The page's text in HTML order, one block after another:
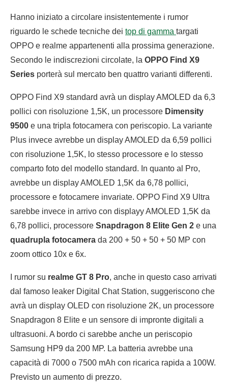
Hanno iniziato a circolare insistentemente i rumor
riguardo le schede tecniche dei top di gamma targati
OPPO e realme appartenenti alla prossima generazione.
Secondo le indiscrezioni circolate, la OPPO Find X9
Series porterà sul mercato ben quattro varianti differenti.
OPPO Find X9 standard avrà un display AMOLED da 6,3
pollici con risoluzione 1,5K, un processore Dimensity
9500 e una tripla fotocamera con periscopio. La variante
Plus invece avrebbe un display AMOLED da 6,59 pollici
con risoluzione 1,5K, lo stesso processore e lo stesso
comparto foto del modello standard. In quanto al Pro,
avrebbe un display AMOLED 1,5K da 6,78 pollici,
processore e fotocamere invariate. OPPO Find X9 Ultra
sarebbe invece in arrivo con displayy AMOLED 1,5K da
6,78 pollici, processore Snapdragon 8 Elite Gen 2 e una
quadrupla fotocamera da 200 + 50 + 50 + 50 MP con
zoom ottico 10x e 6x.
I rumor su realme GT 8 Pro, anche in questo caso arrivati
dal famoso leaker Digital Chat Station, suggeriscono che
avrà un display OLED con risoluzione 2K, un processore
Snapdragon 8 Elite e un sensore di impronte digitali a
ultrasuoni. A bordo ci sarebbe anche un periscopio
Samsung HP9 da 200 MP. La batteria avrebbe una
capacità di 7000 o 7500 mAh con ricarica rapida a 100W.
Previsto un aumento di prezzo.